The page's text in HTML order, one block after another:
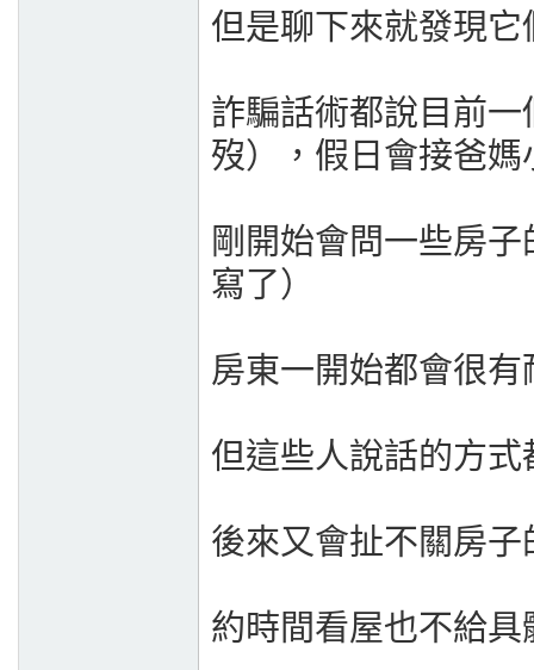
但是聊下來就發現
詐騙話術都說目前
歿），假日會接爸媽
剛開始會問一些房
寫了）
房東一開始都會很
但這些人說話的方
後來又會扯不關房子
約時間看屋也不給具